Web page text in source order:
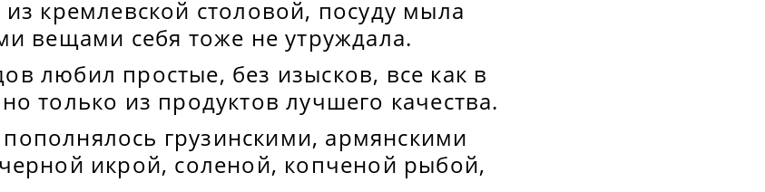
кремлевской столовой, посуду мыла
вещами себя тоже не утруждала.
любил простые, без изысков, все как в
только из продуктов лучшего качества.
грузинскими, армянскими
икрой, соленой, копченой рыбой,